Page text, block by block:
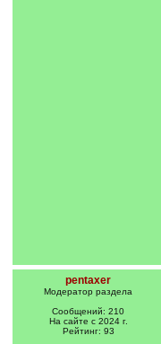
pentaxer
Модератор раздела
Сообщений: 210
На сайте с 2024 г.
Рейтинг: 93